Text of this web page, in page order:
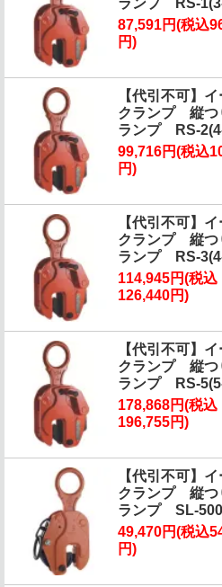
87,591円(税込
円)
【代引不可】
クランプ 縦つ
ランプ RS-
99,716円(税込
円)
【代引不可】
クランプ 縦つ
ランプ RS-
114,945円(税込
126,440円)
【代引不可】
クランプ 縦つ
ランプ RS-
178,868円(税込
196,755円)
【代引不可】
クランプ 縦つ
ランプ SL-
49,470円(税込
円)